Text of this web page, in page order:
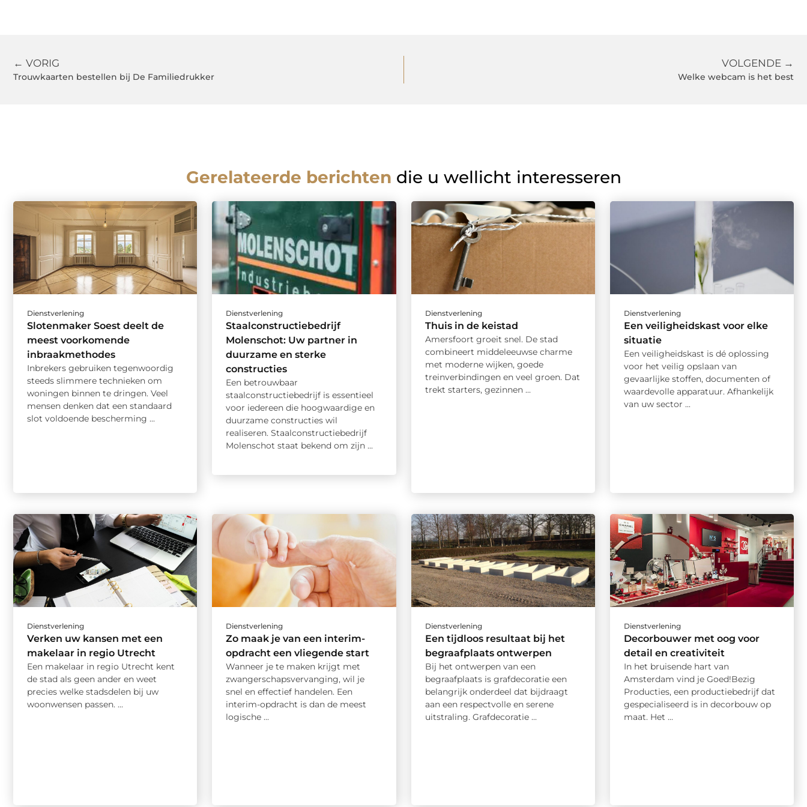
← VORIG
Trouwkaarten bestellen bij De Familiedrukker
VOLGENDE →
Welke webcam is het best
Gerelateerde berichten die u wellicht interesseren
Dienstverlening
Slotenmaker Soest deelt de
meest voorkomende
inbraakmethodes
Inbrekers gebruiken tegenwoordig
steeds slimmere technieken om
woningen binnen te dringen. Veel
mensen denken dat een standaard
slot voldoende bescherming ...
Dienstverlening
Staalconstructiebedrijf
Molenschot: Uw partner in
duurzame en sterke
constructies
Een betrouwbaar
staalconstructiebedrijf is essentieel
voor iedereen die hoogwaardige en
duurzame constructies wil
realiseren. Staalconstructiebedrijf
Molenschot staat bekend om zijn ...
Dienstverlening
Thuis in de keistad
Amersfoort groeit snel. De stad
combineert middeleeuwse charme
met moderne wijken, goede
treinverbindingen en veel groen. Dat
trekt starters, gezinnen ...
Dienstverlening
Een veiligheidskast voor elke
situatie
Een veiligheidskast is dé oplossing
voor het veilig opslaan van
gevaarlijke stoffen, documenten of
waardevolle apparatuur. Afhankelijk
van uw sector ...
Dienstverlening
Verken uw kansen met een
makelaar in regio Utrecht
Een makelaar in regio Utrecht kent
de stad als geen ander en weet
precies welke stadsdelen bij uw
woonwensen passen. ...
Dienstverlening
Zo maak je van een interim-
opdracht een vliegende start
Wanneer je te maken krijgt met
zwangerschapsvervanging, wil je
snel en effectief handelen. Een
interim-opdracht is dan de meest
logische ...
Dienstverlening
Een tijdloos resultaat bij het
begraafplaats ontwerpen
Bij het ontwerpen van een
begraafplaats is grafdecoratie een
belangrijk onderdeel dat bijdraagt
aan een respectvolle en serene
uitstraling. Grafdecoratie ...
Dienstverlening
Decorbouwer met oog voor
detail en creativiteit
In het bruisende hart van
Amsterdam vind je Goed!Bezig
Producties, een productiebedrijf dat
gespecialiseerd is in decorbouw op
maat. Het ...